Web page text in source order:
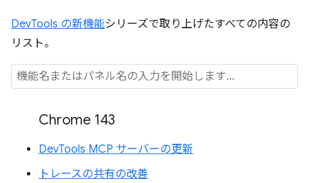
DevTools の新機能シリーズで取り上げたすべての内容の
リスト。
Chrome 143
DevTools MCP サーバーの更新
トレースの共有の改善